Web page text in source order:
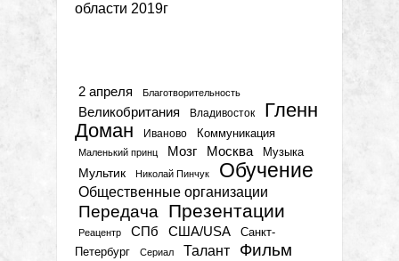
области 2019г
2 апреля Благотворительность
Великобритания Владивосток
Гленн
Доман
Иваново Коммуникация
Маленький принц Мозг Москва Музыка
Мультик Николай Пинчук Обучение
Общественные организации
Передача Презентации
Реацентр СПб США/USA
Санкт-
Петербург
Сериал Талант Фильм